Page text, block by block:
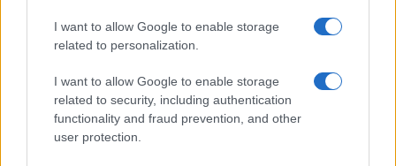
I want to allow Google to enable storage
related to personalization.
I want to allow Google to enable storage
related to security, including authentication
functionality and fraud prevention, and other
user protection.
Francesca Lombardi · 8 Ago 2026
PIÙ LETTI
Chouchaa: chi è il calciatore algerino?